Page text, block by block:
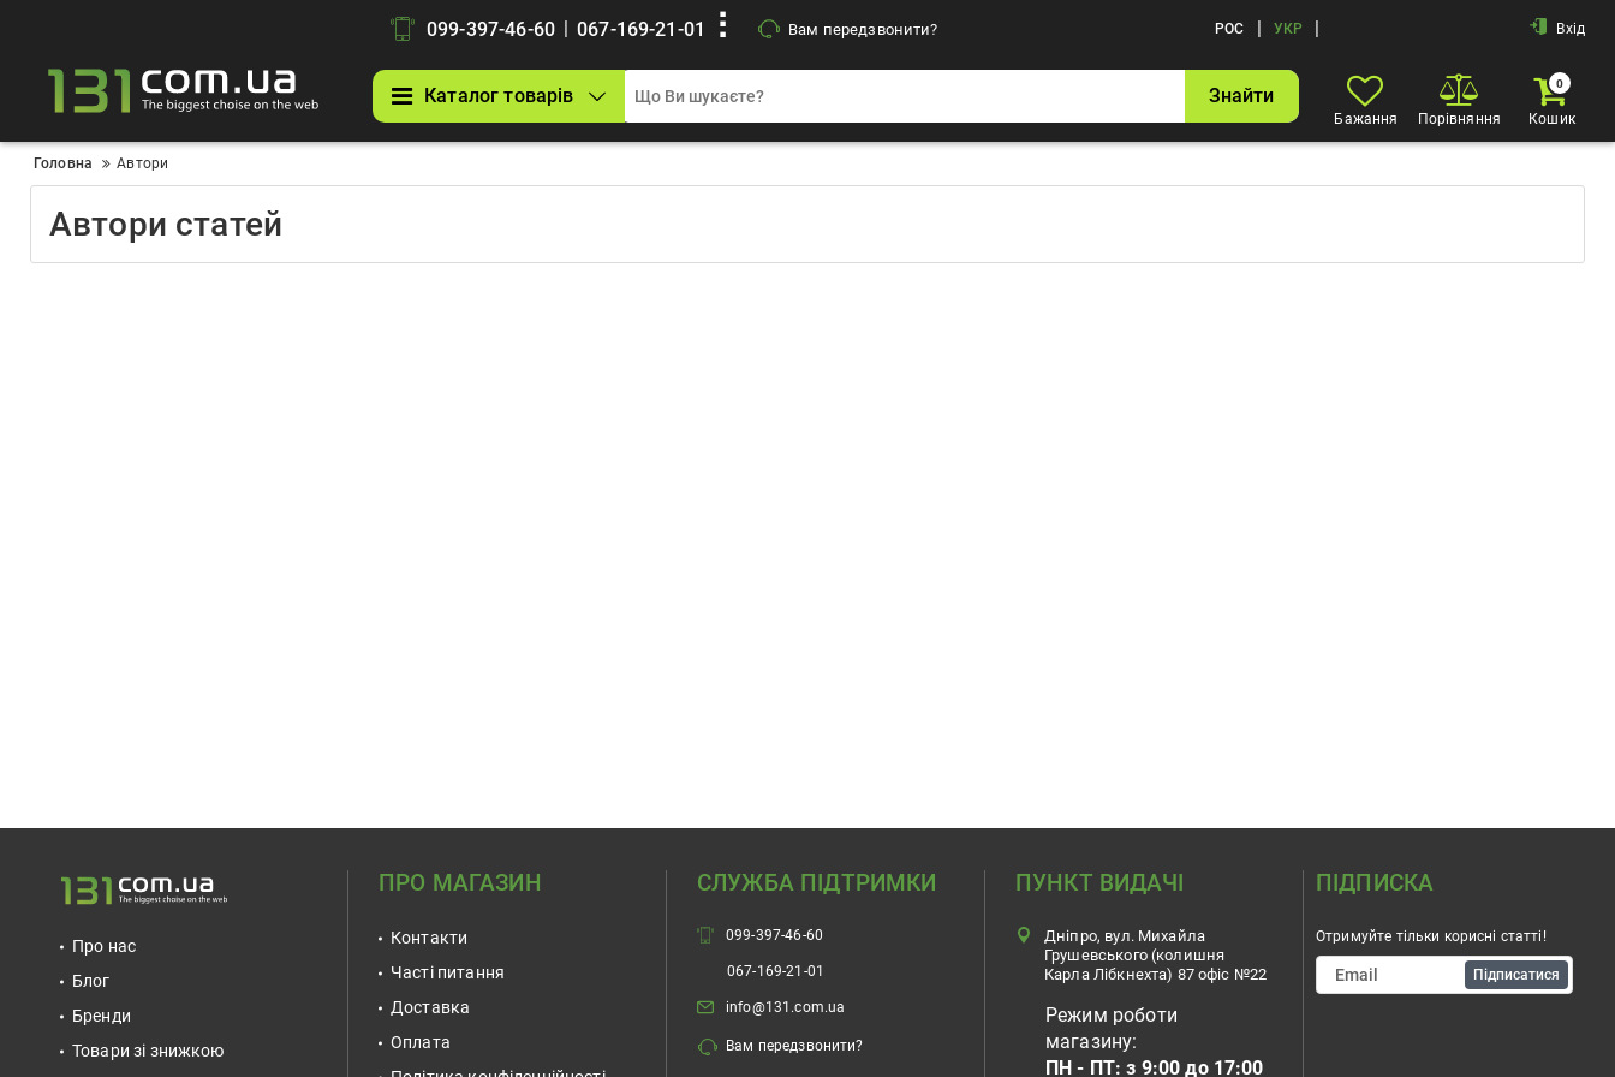
099-397-46-60 | 067-169-21-01 Вам передзвонити? РОС | УКР | Вхід
Каталог товарів Знайти
Бажання Порівняння
0
Кошик
Головна Автори
Автори статей
Про нас
Блог
Бренди
Товари зі знижкою
ПРО МАГАЗИН
Контакти
Часті питання
Доставка
Оплата
СЛУЖБА ПІДТРИМКИ
099-397-46-60
067-169-21-01
info@131.com.ua
Вам передзвонити?
ПУНКТ ВИДАЧІ
Дніпро, вул. Михайла
Грушевського (колишня
Карла Лібкнехта) 87 офіс №22
Режим роботи
магазину:
ПН - ПТ: з 9:00 до 17:00
ПІДПИСКА
Отримуйте тільки корисні статті!
Підписатися